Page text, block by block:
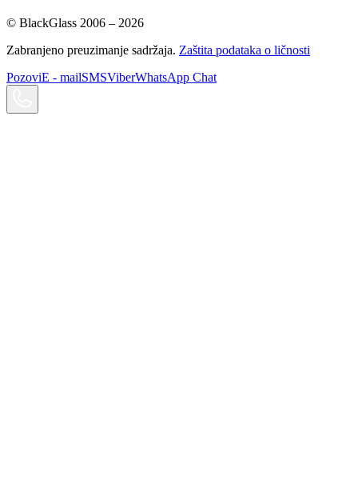
© BlackGlass 2006 – 2026
Zabranjeno preuzimanje sadržaja. Zaštita podataka o ličnosti
PozoviE - mailSMSViberWhatsApp Chat